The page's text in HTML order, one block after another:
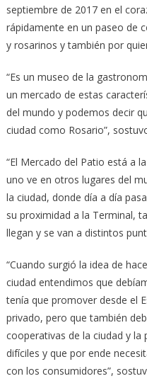
septiembre de 2017 en el
rápidamente en un paseo de
y rosarinos y también por
“Es un museo de la
un mercado de estas
del mundo y podemos decir
ciudad como Rosario”,
“El Mercado del Patio está a
uno ve en otros lugares del
la ciudad, donde día a día
su proximidad a la Terminal,
llegan y se van a distintos
“Cuando surgió la idea de
ciudad entendimos que
tenía que promover desde el
privado, pero que también
cooperativas de la ciudad y la
difíciles y que por ende
con los consumidores”,